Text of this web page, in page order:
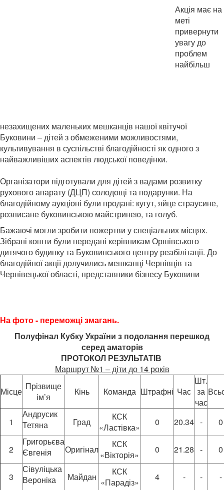
Акція має на
меті
привернути
увагу до
проблем
найбільш
незахищених маленьких мешканців нашої квітучої
Буковини – дітей з обмеженими можливостями,
культивування в суспільстві благодійності як одного з
найважливіших аспектів людської поведінки.
Організатори підготували для дітей з вадами розвитку
рухового апарату (ДЦП) солодощі та подарунки. На
благодійному аукціоні були продані: кугут, яйце страусине,
розписане буковинською майстринею, та голуб.
Бажаючі могли зробити пожертви у спеціальних місцях.
Зібрані кошти були передані керівникам Оршівського
дитячого будинку та Буковинського центру реабілітації. До
благодійної акції долучились мешканці Чернівців та
Чернівецької області, представники бізнесу Буковини
На фото - переможці змагань.
Полуфінал Кубку України з подолання перешкод
серед аматорів
ПРОТОКОЛ РЕЗУЛЬТАТІВ
Маршрут №1 – діти до 14 років
Місце Прізвище
ім’я
Кінь Команда Штрафні Час
Шт.
за
час
1
Андрусик
Тетяна
Град
КСК
«Ластівка»
0 20.34 - 0
2
Григорьєва
Євгенія
Оригінал
КСК
«Вікторія»
0 21.28 - 0
3
Сівуліцька
Вероніка
Майдан
КСК
«Парадіз»
4 - - -